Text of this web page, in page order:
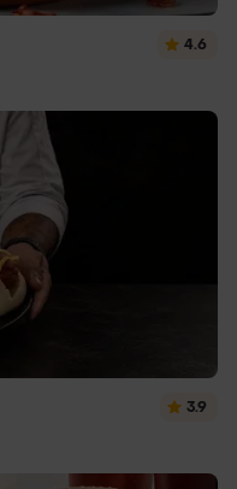
4.6
3.9